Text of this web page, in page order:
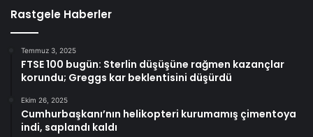
Rastgele Haberler
Temmuz 3, 2025
FTSE 100 bugün: Sterlin düşüşüne rağmen kazançlar
korundu; Greggs kar beklentisini düşürdü
Ekim 26, 2025
Cumhurbaşkanı’nın helikopteri kurumamış çimentoya
indi, saplandı kaldı